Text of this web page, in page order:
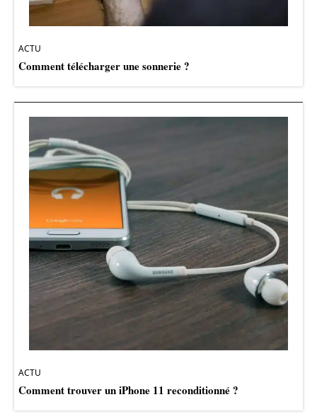
ACTU
Comment télécharger une sonnerie ?
ACTU
Comment trouver un iPhone 11 reconditionné ?